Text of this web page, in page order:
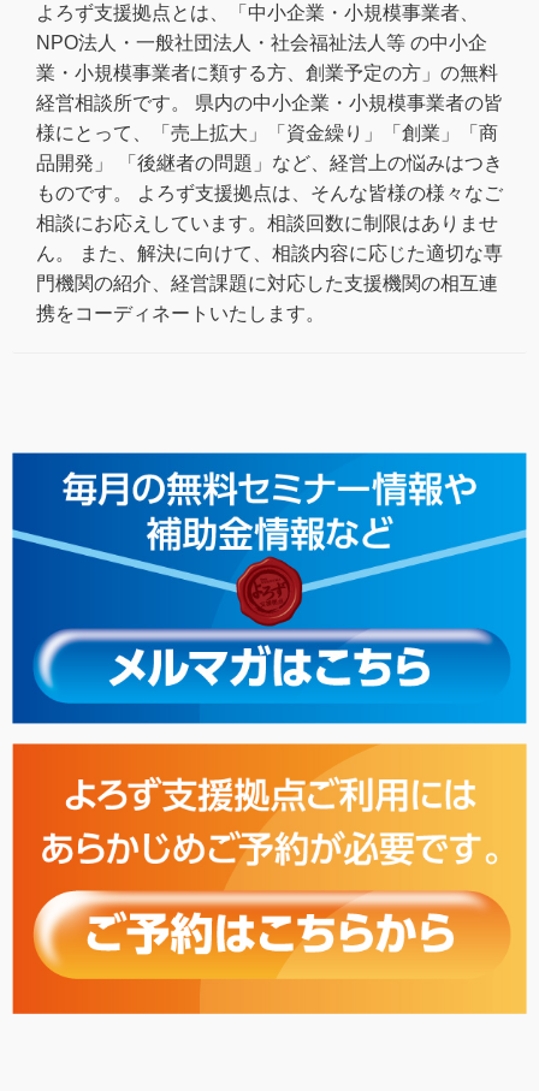
よろず支援拠点とは、「中小企業・小規模事業者、
NPO法人・一般社団法人・社会福祉法人等 の中小企
業・小規模事業者に類する方、創業予定の方」の無料
経営相談所です。 県内の中小企業・小規模事業者の皆
様にとって、「売上拡大」「資金繰り」「創業」「商
品開発」 「後継者の問題」など、経営上の悩みはつき
ものです。 よろず支援拠点は、そんな皆様の様々なご
相談にお応えしています。相談回数に制限はありませ
ん。 また、解決に向けて、相談内容に応じた適切な専
門機関の紹介、経営課題に対応した支援機関の相互連
携をコーディネートいたします。